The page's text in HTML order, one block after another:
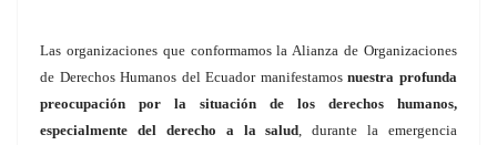
Las organizaciones que conformamos la Alianza de Organizaciones
de Derechos Humanos del Ecuador manifestamosnuestra profunda
preocupación por la situación de los derechos humanos,
especialmente del derecho a la salud, durante la emergencia